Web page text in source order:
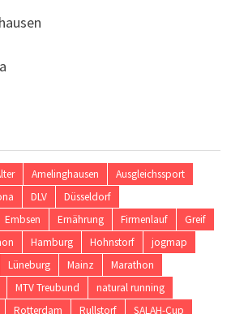
Amelinghausen
Ausgleichssport
DLV
Düsseldorf
Embsen Ernährung Firmenlauf
Greif
Hamburg Hohnstorf
jogmap
Lüneburg Mainz
Marathon
MTV Treubund
natural running
Rotterdam Rullstorf
SALAH-Cup